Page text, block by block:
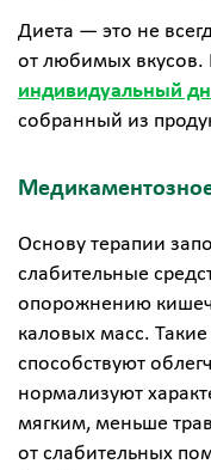
Диета — это не
от любимых вкусов.
индивидуальный
собранный из
Основу терапии
слабительные
опорожнению
каловых масс.
способствуют
нормализуют
мягким, меньше
от слабительных